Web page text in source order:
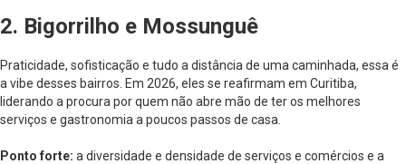
2. Bigorrilho e Mossunguê
Praticidade, sofisticação e tudo a distância de uma caminhada, essa é
a vibe desses bairros. Em 2026, eles se reafirmam em Curitiba,
liderando a procura por quem não abre mão de ter os melhores
serviços e gastronomia a poucos passos de casa.
Ponto forte: a diversidade e densidade de serviços e comércios e a